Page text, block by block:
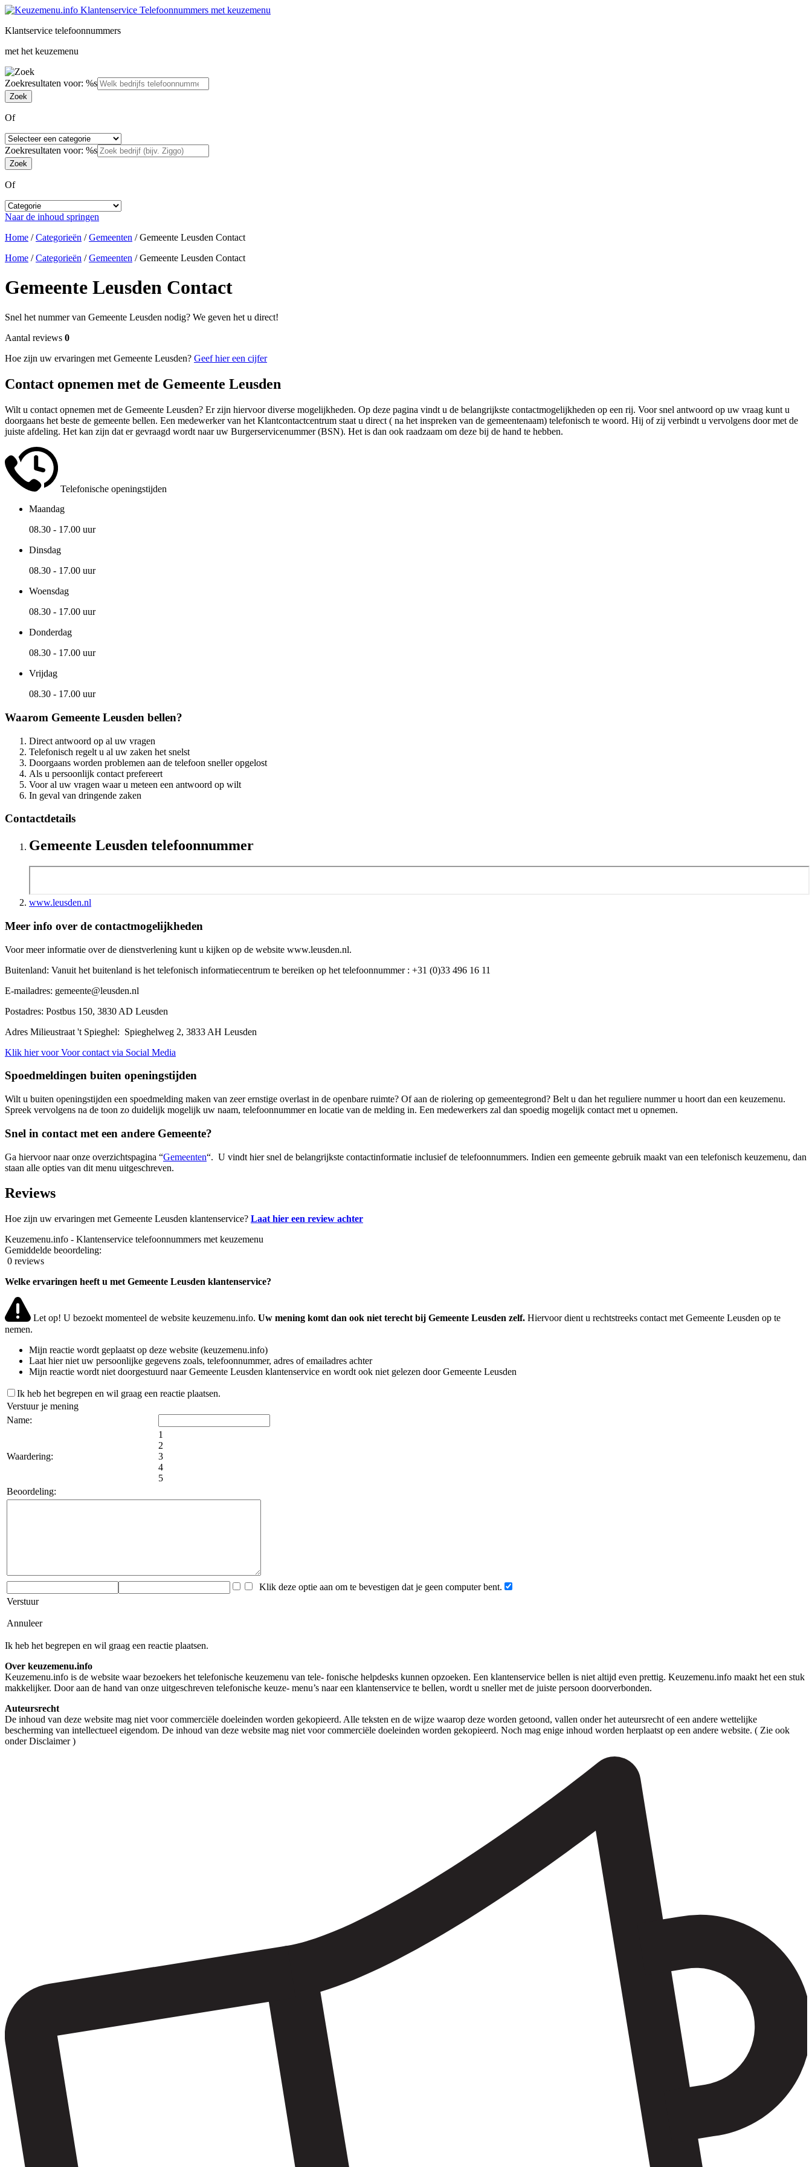
Klantservice telefoonnummers
met het keuzemenu
Zoekresultaten voor: %s
Of
Zoekresultaten voor: %s
Of
Naar de inhoud springen
Home /Categorieën /Gemeenten /Gemeente Leusden Contact
Home /Categorieën /Gemeenten /Gemeente Leusden Contact
Gemeente Leusden Contact
Snel het nummer van Gemeente Leusden nodig? We geven het u direct!
Aantal reviews 0
Hoe zijn uw ervaringen met Gemeente Leusden? Geef hier een cijfer
Contact opnemen met de Gemeente Leusden
Wilt u contact opnemen met de Gemeente Leusden? Er zijn hiervoor diverse mogelijkheden. Op deze pagina vindt u de belangrijkste contactmogelijkheden op een rij. Voor snel antwoord op uw vraag kunt u
doorgaans het beste de gemeente bellen. Een medewerker van het Klantcontactcentrum staat u direct ( na het inspreken van de gemeentenaam) telefonisch te woord. Hij of zij verbindt u vervolgens door met de
juiste afdeling. Het kan zijn dat er gevraagd wordt naar uw Burgerservicenummer (BSN). Het is dan ook raadzaam om deze bij de hand te hebben.
Telefonische openingstijden
Maandag
08.30 - 17.00 uur
Dinsdag
08.30 - 17.00 uur
Woensdag
08.30 - 17.00 uur
Donderdag
08.30 - 17.00 uur
Vrijdag
08.30 - 17.00 uur
Waarom Gemeente Leusden bellen?
Direct antwoord op al uw vragen
Telefonisch regelt u al uw zaken het snelst
Doorgaans worden problemen aan de telefoon sneller opgelost
Als u persoonlijk contact prefereert
Voor al uw vragen waar u meteen een antwoord op wilt
In geval van dringende zaken
Contactdetails
Gemeente Leusden telefoonnummer
www.leusden.nl
Meer info over de contactmogelijkheden
Voor meer informatie over de dienstverlening kunt u kijken op de website www.leusden.nl.
Buitenland: Vanuit het buitenland is het telefonisch informatiecentrum te bereiken op het telefoonnummer : +31 (0)33 496 16 11
E-mailadres: gemeente@leusden.nl
Postadres: Postbus 150, 3830 AD Leusden
Adres Milieustraat 't Spieghel: Spieghelweg 2, 3833 AH Leusden
Klik hier voor Voor contact via Social Media
Spoedmeldingen buiten openingstijden
Wilt u buiten openingstijden een spoedmelding maken van zeer ernstige overlast in de openbare ruimte? Of aan de riolering op gemeentegrond? Belt u dan het reguliere nummer u hoort dan een keuzemenu.
Spreek vervolgens na de toon zo duidelijk mogelijk uw naam, telefoonnummer en locatie van de melding in. Een medewerkers zal dan spoedig mogelijk contact met u opnemen.
Snel in contact met een andere Gemeente?
Ga hiervoor naar onze overzichtspagina “Gemeenten“. U vindt hier snel de belangrijkste contactinformatie inclusief de telefoonnummers. Indien een gemeente gebruik maakt van een telefonisch keuzemenu, dan
staan alle opties van dit menu uitgeschreven.
Reviews
Hoe zijn uw ervaringen met Gemeente Leusden klantenservice? Laat hier een review achter
Keuzemenu.info - Klantenservice telefoonnummers met keuzemenu
Gemiddelde beoordeling:
0 reviews
Welke ervaringen heeft u met Gemeente Leusden klantenservice?
Let op! U bezoekt momenteel de website keuzemenu.info. Uw mening komt dan ook niet terecht bij Gemeente Leusden zelf.Hiervoor dient u rechtstreeks contact met Gemeente Leusden op te
nemen.
Mijn reactie wordt geplaatst op deze website (keuzemenu.info)
Laat hier niet uw persoonlijke gegevens zoals, telefoonnummer, adres of emailadres achter
Mijn reactie wordt niet doorgestuurd naar Gemeente Leusden klantenservice en wordt ook niet gelezen door Gemeente Leusden
Ik heb het begrepen en wil graag een reactie plaatsen.
Verstuur je mening
Name:
Waardering:
1
2
3
4
5
Beoordeling:
Klik deze optie aan om te bevestigen dat je geen computer bent.
Verstuur
Annuleer
Ik heb het begrepen en wil graag een reactie plaatsen.
Over keuzemenu.info
Keuzemenu.info is de website waar bezoekers het telefonische keuzemenu van tele- fonische helpdesks kunnen opzoeken. Een klantenservice bellen is niet altijd even prettig. Keuzemenu.info maakt het een stuk
makkelijker. Door aan de hand van onze uitgeschreven telefonische keuze- menu’s naar een klantenservice te bellen, wordt u sneller met de juiste persoon doorverbonden.
Auteursrecht
De inhoud van deze website mag niet voor commerciële doeleinden worden gekopieerd. Alle teksten en de wijze waarop deze worden getoond, vallen onder het auteursrecht of een andere wettelijke
bescherming van intellectueel eigendom. De inhoud van deze website mag niet voor commerciële doeleinden worden gekopieerd. Noch mag enige inhoud worden herplaatst op een andere website. ( Zie ook
onder Disclaimer )